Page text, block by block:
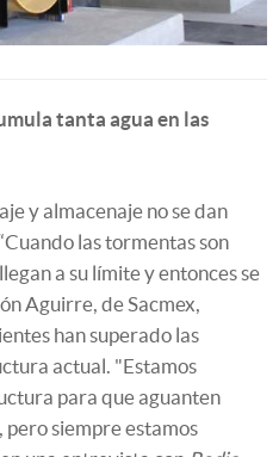
tanta agua en las
y almacenaje no se dan
las tormentas son
a su límite y entonces se
Aguirre, de Sacmex,
han superado las
actual. "Estamos
para que aguanten
pero siempre estamos